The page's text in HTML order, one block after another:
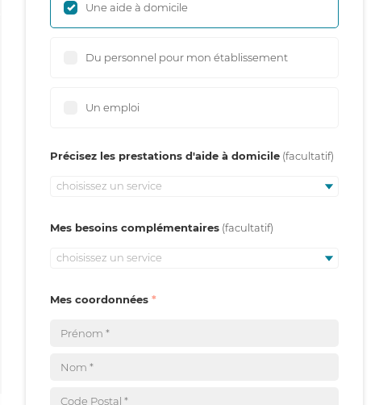
Une aide à domicile
Du personnel pour mon établissement
Un emploi
Précisez les prestations d'aide à domicile
choisissez un service
Mes besoins complémentaires
choisissez un service
Mes coordonnées